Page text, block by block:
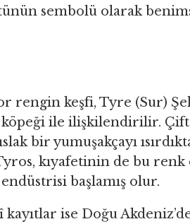
sembolü olarak
rengin keşfi, Tyre (Sur)
köpeği ile ilişkilendirilir.
bir yumuşakçayı
kıyafetinin de bu renk
başlamış olur.
ise Doğu